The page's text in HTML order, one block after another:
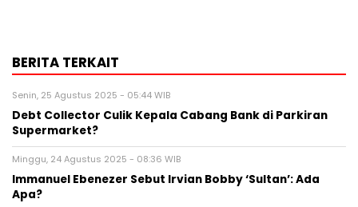
BERITA TERKAIT
Senin, 25 Agustus 2025 - 05:44 WIB
Debt Collector Culik Kepala Cabang Bank di Parkiran
Supermarket?
Minggu, 24 Agustus 2025 - 08:36 WIB
Immanuel Ebenezer Sebut Irvian Bobby ‘Sultan’: Ada
Apa?